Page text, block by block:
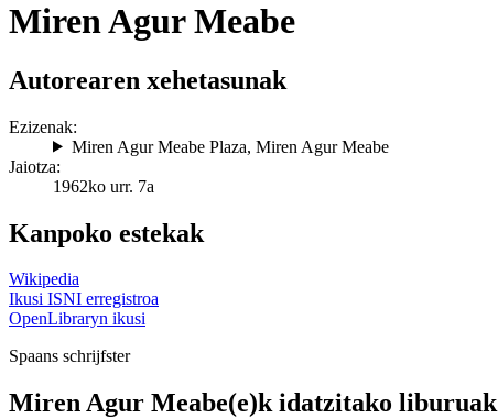
Miren Agur Meabe
Autorearen xehetasunak
Ezizenak:
Miren Agur Meabe Plaza, Miren Agur Meabe
Jaiotza:
1962ko urr. 7a
Kanpoko estekak
Wikipedia
Ikusi ISNI erregistroa
OpenLibraryn ikusi
Spaans schrijfster
Miren Agur Meabe(e)k idatzitako liburuak